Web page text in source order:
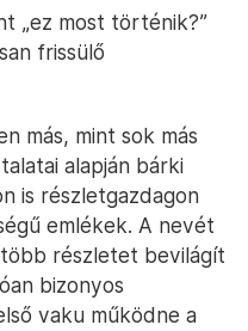
„ez most történik?”
frissülő
más, mint sok más
alapján bárki
is részletgazdagon
emlékek. A nevét
részletet bevilágít
bizonyos
vaku működne a